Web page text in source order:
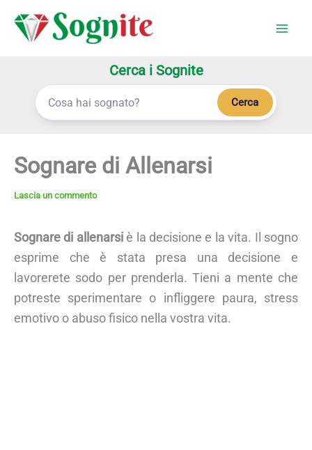
Cerca i Sognite
Cerca
Sognare di Allenarsi
Lascia un commento
Sognare di allenarsiè la decisione e la vita. Il sogno
esprime che è stata presa una decisione e
lavorerete sodo per prenderla. Tieni a mente che
potreste sperimentare o infliggere paura, stress
emotivo o abuso fisico nella vostra vita.